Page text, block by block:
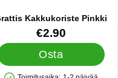
Kakkukoriste Pinkki
42134
€2.90
Osta